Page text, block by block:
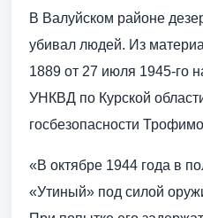
В Валуйском районе
убивал людей. Из
1889 от 27 июля 1945-го
УНКВД по Курской
госбезопасности
«В октябре 1944 года в
«Утиный» под силой